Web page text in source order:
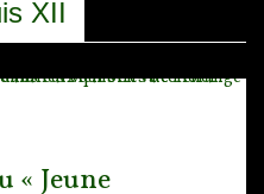
XII
« Jeune